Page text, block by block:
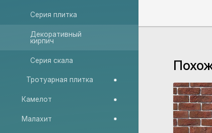
Серия плитка
Декоративный
кирпич
Серия скала
Тротуарная плитка
Камелот
Малахит